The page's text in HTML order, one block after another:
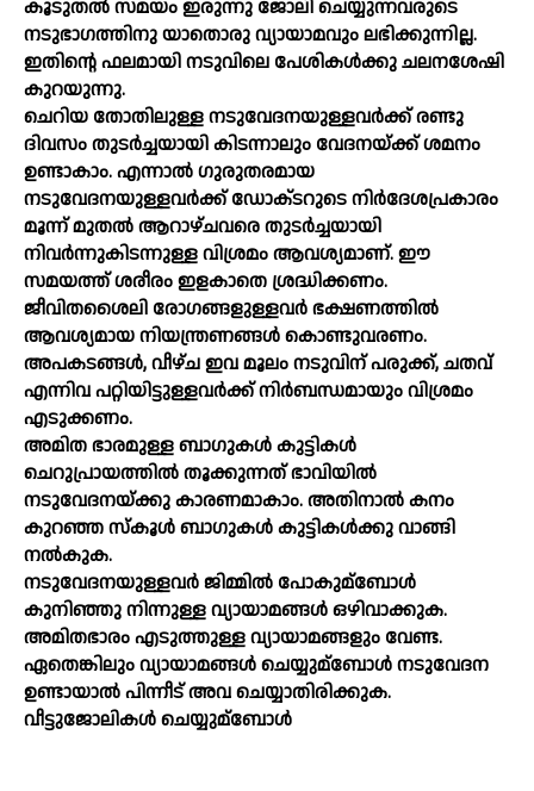
കൂടുതല്‍ സമയം ഇരുന്നു ജോലി ചെയ്യുന്നവരുടെ
നടുഭാഗത്തിനു യാതൊരു വ്യായാമവും ലഭിക്കുന്നില്ല.
ഇതിന്റെ ഫലമായി നടുവിലെ പേശികള്‍ക്കു ചലനശേഷി
കുറയുന്നു.
ചെറിയ തോതിലുള്ള നടുവേദനയുള്ളവര്‍ക്ക്‌ രണ്ടു
ദിവസം തുടര്‍ച്ചയായി കിടന്നാലും വേദനയ്‌ക്ക് ശമനം
ഉണ്ടാകാം. എന്നാല്‍ ഗുരുതരമായ
നടുവേദനയുള്ളവര്‍ക്ക്‌ ഡോക്‌ടറുടെ നിര്‍ദേശപ്രകാരം
മൂന്ന്‌ മുതല്‍ ആറാഴ്‌ചവരെ തുടര്‍ച്ചയായി
നിവര്‍ന്നുകിടന്നുള്ള വിശ്രമം ആവശ്യമാണ്‌. ഈ
സമയത്ത്‌ ശരീരം ഇളകാതെ ശ്രദ്ധിക്കണം.
ജീവിതശൈലി രോഗങ്ങളുള്ളവര്‍ ഭക്ഷണത്തില്‍
ആവശ്യമായ നിയന്ത്രണങ്ങള്‍ കൊണ്ടുവരണം.
അപകടങ്ങള്‍, വീഴ്‌ച ഇവ മൂലം നടുവിന്‌ പരുക്ക്‌, ചതവ്‌
എന്നിവ പറ്റിയിട്ടുള്ളവര്‍ക്ക്‌ നിര്‍ബന്ധമായും വിശ്രമം
എടുക്കണം.
അമിത ഭാരമുള്ള ബാഗുകള്‍ കുട്ടികള്‍
ചെറുപ്രായത്തില്‍ തൂക്കുന്നത്‌ ഭാവിയില്‍
നടുവേദനയ്‌ക്കു കാരണമാകാം. അതിനാല്‍ കനം
കുറഞ്ഞ സ്‌കൂള്‍ ബാഗുകള്‍ കുട്ടികള്‍ക്കു വാങ്ങി
നല്‍കുക.
നടുവേദനയുള്ളവര്‍ ജിമ്മില്‍ പോകുമ്ബോള്‍
കുനിഞ്ഞു നിന്നുള്ള വ്യായാമങ്ങള്‍ ഒഴിവാക്കുക.
അമിതഭാരം എടുത്തുള്ള വ്യായാമങ്ങളും വേണ്ട.
ഏതെങ്കിലും വ്യായാമങ്ങള്‍ ചെയ്യുമ്ബോള്‍ നടുവേദന
ഉണ്ടായാല്‍ പിന്നീട്‌ അവ ചെയ്യാതിരിക്കുക.
വീട്ടുജോലികള്‍ ചെയ്യുമ്ബോള്‍